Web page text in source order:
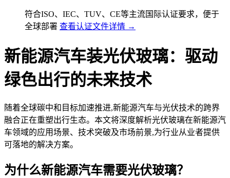
符合ISO、IEC、TUV、CE等主流国际认证要求，便于
全球部署 查看认证文件详情 →
新能源汽车装光伏玻璃：驱动
绿色出行的未来技术
随着全球碳中和目标加速推进,新能源汽车与光伏技术的跨界
融合正在重塑出行生态。本文将深度解析光伏玻璃在新能源汽
车领域的应用场景、技术突破及市场前景,为行业从业者提供
可落地的解决方案。
为什么新能源汽车需要光伏玻璃？